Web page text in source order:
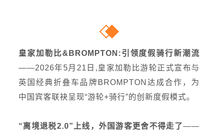
皇家加勒比&BROMPTON:引领度假骑行新潮流
——2026年5月21日,皇家加勒比游轮正式宣布与
英国经典折叠车品牌BROMPTON达成合作，为
中国宾客联袂呈现“游轮+骑行”的创新度假模式。
“离境退税2.0”上线，外国游客更舍不得走了——